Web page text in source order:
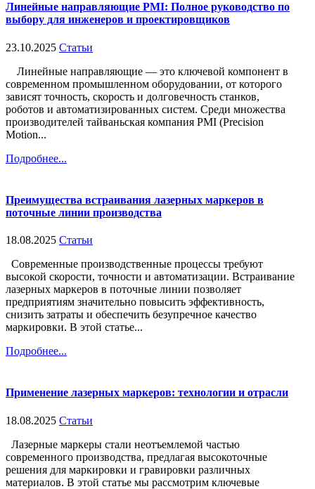
Линейные направляющие PMI: Полное руководство по
выбору для инженеров и проектировщиков
23.10.2025 Статьи
Линейные направляющие — это ключевой компонент в
современном промышленном оборудовании, от которого
зависят точность, скорость и долговечность станков,
роботов и автоматизированных систем. Среди множества
производителей тайваньская компания PMI (Precision
Motion...
Подробнее...
Преимущества встраивания лазерных маркеров в
поточные линии производства
18.08.2025 Статьи
Современные производственные процессы требуют
высокой скорости, точности и автоматизации. Встраивание
лазерных маркеров в поточные линии позволяет
предприятиям значительно повысить эффективность,
снизить затраты и обеспечить безупречное качество
маркировки. В этой статье...
Подробнее...
Применение лазерных маркеров: технологии и отрасли
18.08.2025 Статьи
Лазерные маркеры стали неотъемлемой частью
современного производства, предлагая высокоточные
решения для маркировки и гравировки различных
материалов. В этой статье мы рассмотрим ключевые